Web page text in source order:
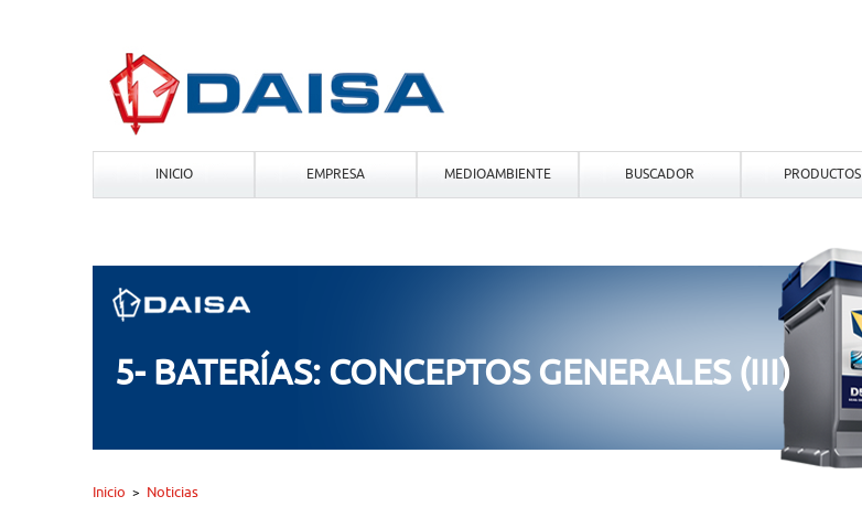
INICIO EMPRESA MEDIOAMBIENTE BUSCADOR PRODUCTOS
5- BATERÍAS: CONCEPTOS GENERALES (III)
Inicio > Noticias